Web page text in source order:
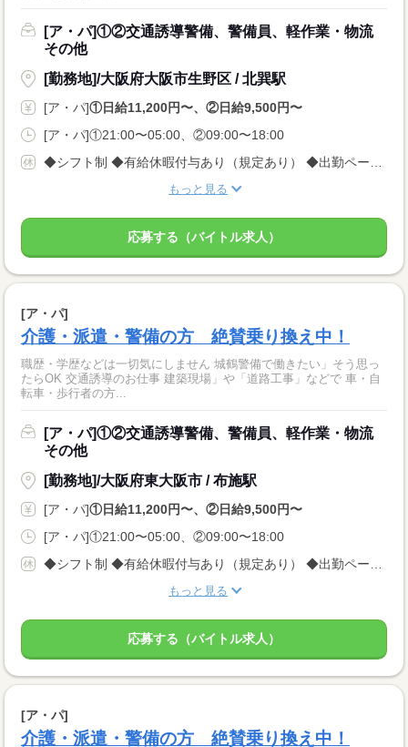
[ア・パ]①②交通誘導警備、警備員、軽作業・物流
その他
[勤務地]/大阪府大阪市生野区 / 北巽駅
[ア・パ]①日給11,200円〜、②日給9,500円〜
[ア・パ]①21:00〜05:00、②09:00〜18:00
◆シフト制 ◆有給休暇付与あり（規定あり） ◆出勤ペース ＜完全自己都合シフト制＞なので、 平日のみ、土日のみももちろんOK！ 週1回、月1回でもOK！ ※3日前に入れる日を電話でご連絡ください
もっと見る
応募する（バイトル求人）
[ア・パ]
介護・派遣・警備の方 絶賛乗り換え中！
職歴・学歴などは一切気にしません 城鶴警備で働きたい」そう思っ
たらOK 交通誘導のお仕事 建築現場」や「道路工事」などで 車・自
転車・歩行者の方...
[ア・パ]①②交通誘導警備、警備員、軽作業・物流
その他
[勤務地]/大阪府東大阪市 / 布施駅
[ア・パ]①日給11,200円〜、②日給9,500円〜
[ア・パ]①21:00〜05:00、②09:00〜18:00
◆シフト制 ◆有給休暇付与あり（規定あり） ◆出勤ペース ＜完全自己都合シフト制＞なので、 平日のみ、土日のみももちろんOK！ 週1回、月1回でもOK！ ※3日前に入れる日を電話でご連絡ください
もっと見る
応募する（バイトル求人）
[ア・パ]
介護・派遣・警備の方 絶賛乗り換え中！